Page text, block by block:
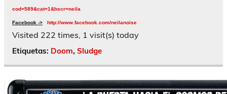
cod=589&cat=1&bscr=neila
Facebook -> http://www.facebook.com/neilanoise
Visited 222 times, 1 visit(s) today
Etiquetas: Doom, Sludge